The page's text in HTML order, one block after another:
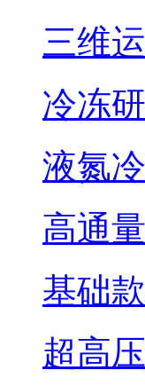
三维
冷冻
液氮
高通
基础
超高